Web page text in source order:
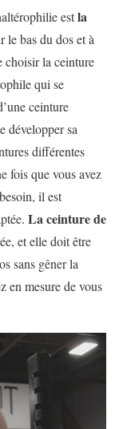
estla
le bas du dos et à
choisir la ceinture
qui se
ceinture
développer sa
différentes
fois que vous avez
il est
La ceinture de
et elle doit être
sans gêner la
en mesure de vous